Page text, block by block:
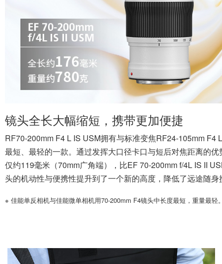
镜头全长大幅缩短，携带更加便捷
RF70-200mm F4 L IS USM拥有与标准变焦RF24-105mm
最短、最轻的一款。通过发挥大口径卡口与短后对焦距离的
仅约119毫米（70mm广角端），比EF 70-200mm f/4L IS II
头的机动性与便携性提升到了一个新的高度，降低了远途随
※ 佳能单反相机与佳能微单相机用70-200mm F4镜头中长度最短，重量最轻